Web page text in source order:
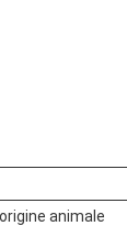
animale